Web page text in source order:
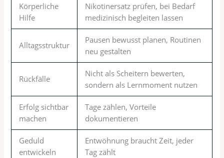
Körperliche
Hilfe
Nikotinersatz prüfen, bei Bedarf
medizinisch begleiten lassen
Alltagsstruktur
Pausen bewusst planen, Routinen
neu gestalten
Rückfälle
Nicht als Scheitern bewerten,
sondern als Lernmoment nutzen
Erfolg sichtbar
machen
Tage zählen, Vorteile
dokumentieren
Geduld
entwickeln
Entwöhnung braucht Zeit, jeder
Tag zählt